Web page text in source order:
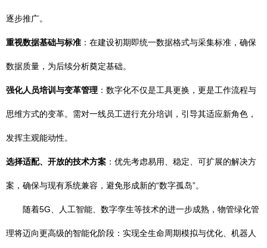
逐步推广。
重视数据基础与标准 ：在建设初期即统一数据格式与采集标准，确保
数据质量，为后续分析奠定基础。
强化人员培训与变革管理 ：数字化不仅是工具更换，更是工作流程与
思维方式的变革。需对一线员工进行充分培训，引导其适应新角色，
发挥主观能动性。
选择适配、开放的技术方案 ：优先考虑易用、稳定、可扩展的解决方
案，确保与现有系统兼容，避免形成新的“数字孤岛”。
随着5G、人工智能、数字孪生等技术的进一步成熟，物管绿化管
理将迈向更高级的智能化阶段：实现全生命周期模拟与优化、机器人